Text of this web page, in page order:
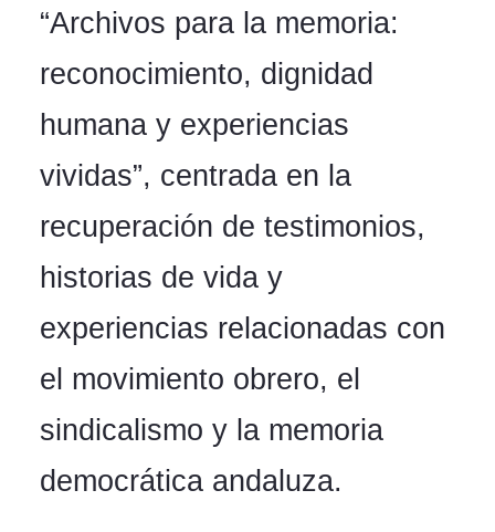
“Archivos para la memoria:
reconocimiento, dignidad
humana y experiencias
vividas”, centrada en la
recuperación de testimonios,
historias de vida y
experiencias relacionadas con
el movimiento obrero, el
sindicalismo y la memoria
democrática andaluza.